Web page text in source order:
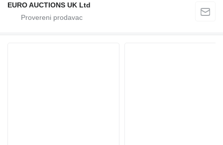
EURO AUCTIONS UK Ltd